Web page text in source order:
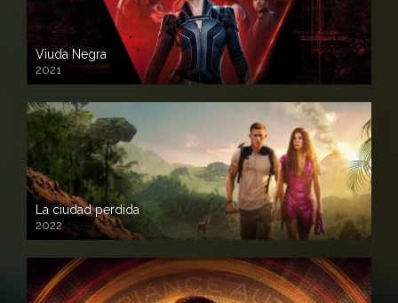
Viuda Negra
2021
La ciudad perdida
2022